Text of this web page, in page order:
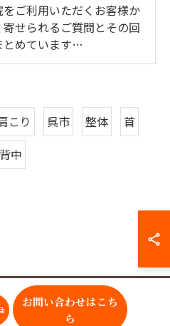
をご利用いただくお客様か
寄せられるご質問とその回
とめています…
こり 呉市 整体
首
背中
お問い合わせはこち
ら